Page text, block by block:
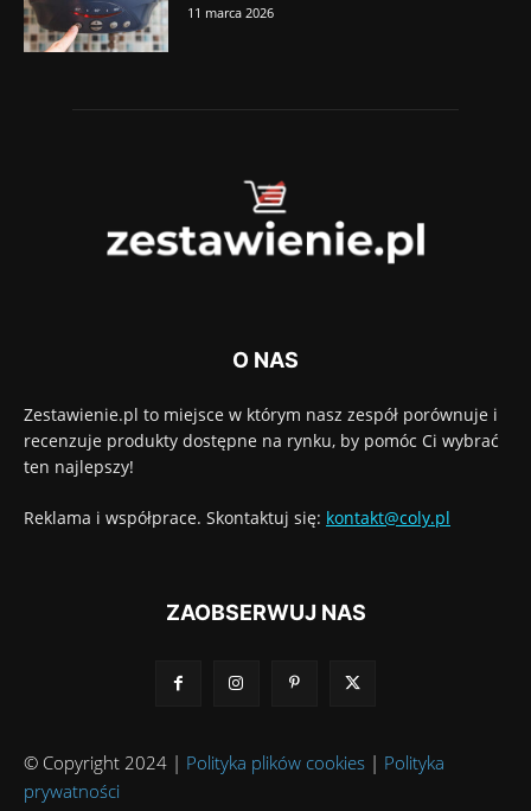
11 marca 2026
O NAS
Zestawienie.pl to miejsce w którym nasz zespół porównuje i
recenzuje produkty dostępne na rynku, by pomóc Ci wybrać
ten najlepszy!
Reklama i współprace. Skontaktuj się: kontakt@coly.pl
ZAOBSERWUJ NAS
© Copyright 2024 | Polityka plików cookies | Polityka
prywatności